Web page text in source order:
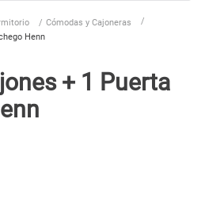
Cómodas y Cajoneras
Henn
+ 1 Puerta